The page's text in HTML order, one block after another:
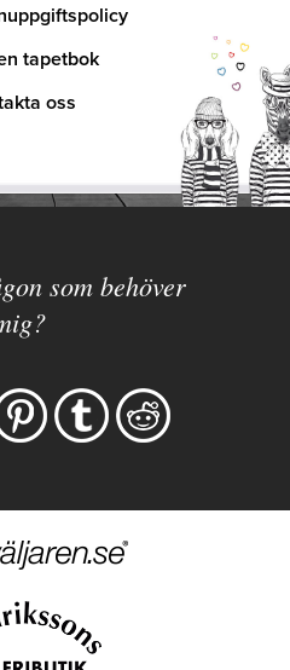
tapetbok
oss
som behöver